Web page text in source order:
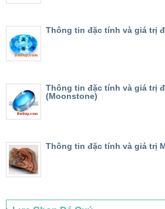
Thông tin đặc tính và giá trị
Thông tin đặc tính và giá trị
(Moonstone)
Thông tin đặc tính và giá trị